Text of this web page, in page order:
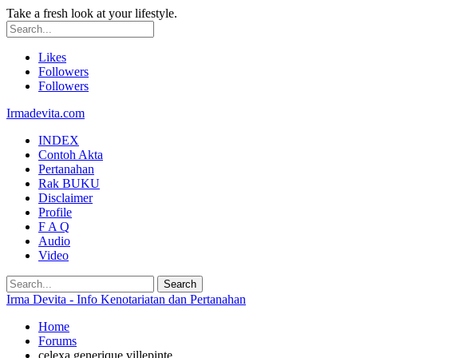
Take a fresh look at your lifestyle.
Likes
Followers
Followers
Irmadevita.com
INDEX
Contoh Akta
Pertanahan
Rak BUKU
Disclaimer
Profile
F A Q
Audio
Video
Irma Devita - Info Kenotariatan dan Pertanahan
Home
Forums
celexa generique villepinte